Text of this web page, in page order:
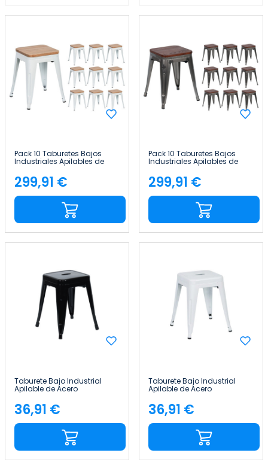
Pack 10 Taburetes Bajos
Industriales Apilables de
Acero y Madera
38x38x46cm Thinia Home
Precio
299,91 €
Pack 10 Taburetes Bajos
Industriales Apilables de
Acero y Madera
38x38x46cm Thinia Home
Precio
299,91 €
Taburete Bajo Industrial
Apilable de Acero
38x38x46cm Thinia Home
Precio
36,91 €
Taburete Bajo Industrial
Apilable de Acero
38x38x46cm Thinia Home
Precio
36,91 €